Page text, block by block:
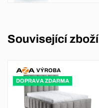
Související zboží
VÝROBA
DOPRAVA ZDARMA